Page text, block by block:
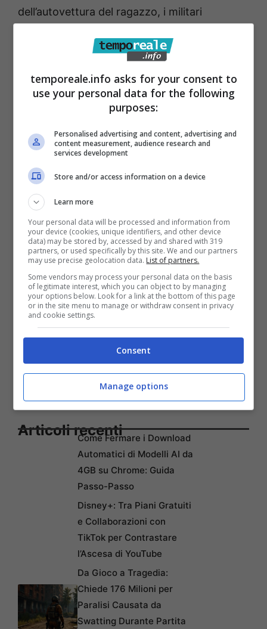
dell’autovettura del ragazzo, i militari
– suddiviso in 10 panetti – per cui è
circondariale di Cassino.Due giorni dopo gli
sono stati concessi gli arresti domiciliari
Consiglio celebratasi questa mattina presso il
Tribunale penale di Cassino, la sentenza di
condanna ad anni 1 e mesi 4 con pena
sospesa e remissione in libertà disposta dal
G.I.P. dott. Lo Mastro.
Articoli recentiCome Fermare i Download
Automatici di Modelli AI da
4GB su Chrome: Guida
Passo-Passo
Disney+: Tra Piani Gratuiti
e Collaborazioni con
TikTok per Contrastare
l’Ascesa di YouTube
Da Gioco a Tragedia:
Chiede 176 Milioni per
Paralisi Causata da
Swatting Durante Partita
temporeale.info asks for your consent to
use your personal data for the following
purposes:
Personalised advertising and content, advertising and
content measurement, audience research and
services development
Store and/or access information on a device
Learn more
Your personal data will be processed and information from
your device (cookies, unique identifiers, and other device
data) may be stored by, accessed by and shared with 319
partners, or used specifically by this site. We and our partners
may use precise geolocation data. List of partners.
Some vendors may process your personal data on the basis
of legitimate interest, which you can object to by managing
your options below. Look for a link at the bottom of this page
or in the site menu to manage or withdraw consent in privacy
and cookie settings.
Consent
Manage options